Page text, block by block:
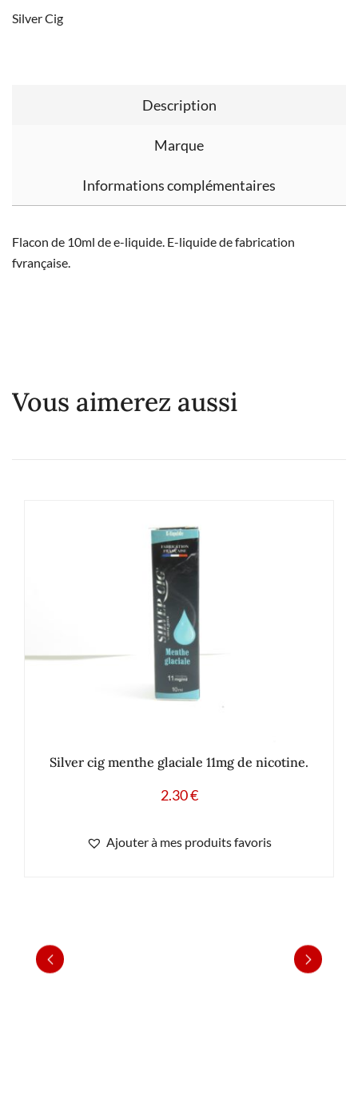
Silver Cig
Description
Marque
Informations complémentaires
Flacon de 10ml de e-liquide. E-liquide de fabrication
fvrançaise.
Vous aimerez aussi
Silver cig menthe glaciale 11mg de nicotine.
2.30€
Ajouter à mes produits favoris